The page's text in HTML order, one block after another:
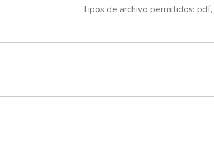
Tipos de archivo permitidos: